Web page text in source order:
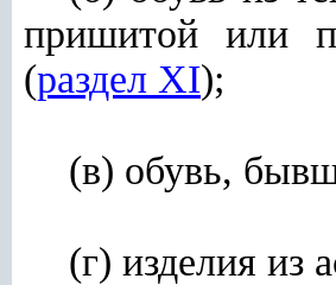
пришитой или
(раздел XI);
(в) обувь,
(г) изделия из